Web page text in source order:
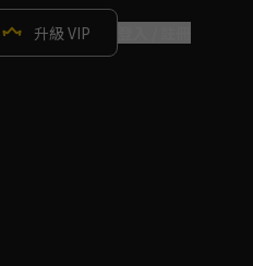
升級 VIP